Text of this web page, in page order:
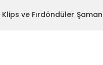
Klips ve Fırdöndüler